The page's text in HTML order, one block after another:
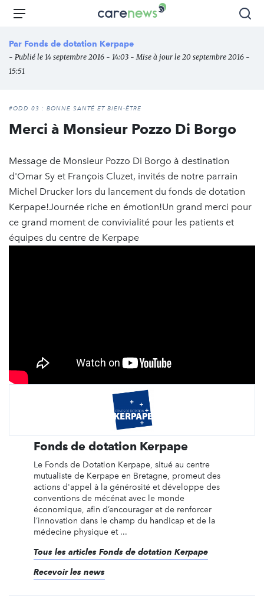
Aller
principal
Carenews,
média
des
Menu
Par Fonds de dotation Kerpape
- Publié le 14 septembre 2016 - 14:03 - Mise à jour le 20 septembre 2016 -
15:51
#ODD 03 : BONNE SANTÉ ET BIEN-ÊTRE
Merci à Monsieur Pozzo Di Borgo
Message de Monsieur Pozzo Di Borgo à destination
d'Omar Sy et François Cluzet, invités de notre parrain
Michel Drucker lors du lancement du fonds de dotation
Kerpape!Journée riche en émotion!Un grand merci pour
ce grand moment de convivialité pour les patients et
équipes du centre de Kerpape
Fonds de dotation Kerpape
Le Fonds de Dotation Kerpape, situé au centre
mutualiste de Kerpape en Bretagne, promeut des
actions d'appel à la générosité et développe des
conventions de mécénat avec le monde
économique, afin d’encourager et de renforcer
l’innovation dans le champ du handicap et de la
médecine physique et ...
Tous les articles Fonds de dotation Kerpape
Recevoir les news